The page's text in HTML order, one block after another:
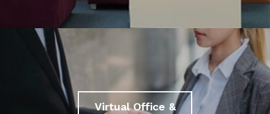
Virtual Office &